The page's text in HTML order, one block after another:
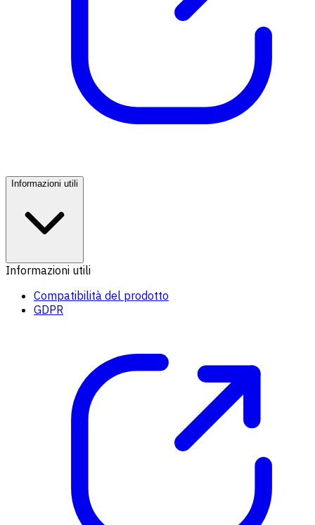
Informazioni utili
Informazioni utili
Compatibilità del prodotto
GDPR